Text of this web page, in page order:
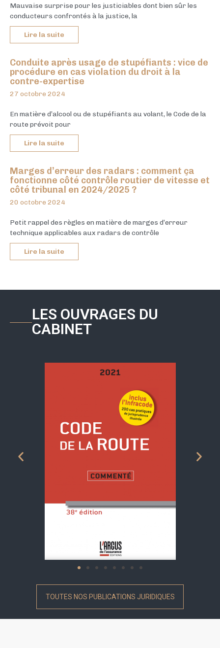
Mauvaise surprise pour les justiciables dont bien sûr les
conducteurs confrontés à la justice, la
Lire la suite
Conduite après usage de stupéfiants : vice de
procédure en cas violation du droit à la
contre-expertise
27 octobre 2024
En matière d’alcool ou de stupéfiants au volant, le Code de la
route prévoit pour
Lire la suite
Marges d’erreur des radars : comment ça
fonctionne côté contrôle routier de vitesse et
côté tribunal en 2024/2025 ?
20 octobre 2024
Petit rappel des règles en matière de marges d’erreur
technique applicables aux radars de contrôle
Lire la suite
LES OUVRAGES DU
CABINET
TOUTES NOS PUBLICATIONS JURIDIQUES